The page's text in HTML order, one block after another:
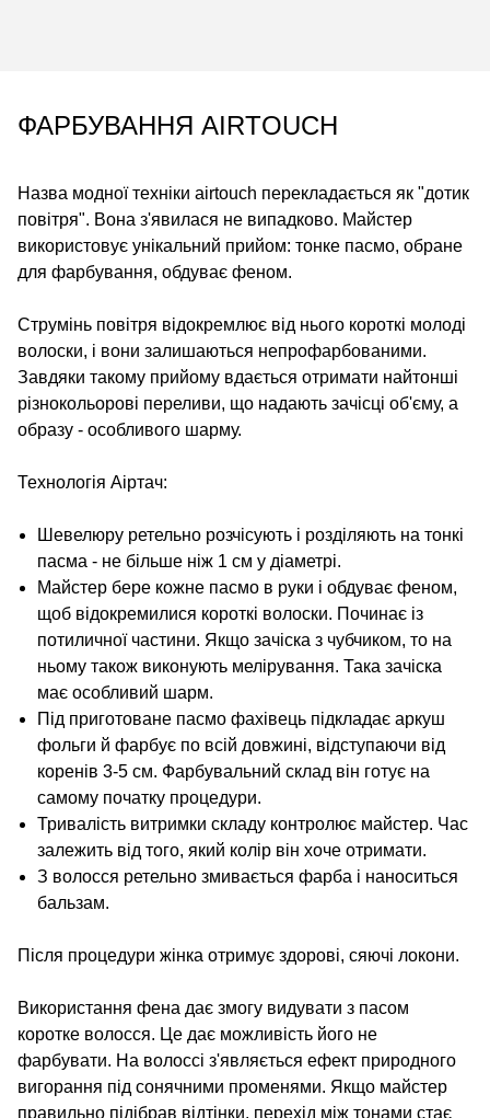
ФАРБУВАННЯ AIRTOUCH
Назва модної техніки airtouch перекладається як "дотик
повітря". Вона з'явилася не випадково. Майстер
використовує унікальний прийом: тонке пасмо, обране
для фарбування, обдуває феном.
Струмінь повітря відокремлює від нього короткі молоді
волоски, і вони залишаються непрофарбованими.
Завдяки такому прийому вдається отримати найтонші
різнокольорові переливи, що надають зачісці об'єму, а
образу - особливого шарму.
Технологія Аіртач:
Шевелюру ретельно розчісують і розділяють на тонкі
пасма - не більше ніж 1 см у діаметрі.
Майстер бере кожне пасмо в руки і обдуває феном,
щоб відокремилися короткі волоски. Починає із
потиличної частини. Якщо зачіска з чубчиком, то на
ньому також виконують мелірування. Така зачіска
має особливий шарм.
Під приготоване пасмо фахівець підкладає аркуш
фольги й фарбує по всій довжині, відступаючи від
коренів 3-5 см. Фарбувальний склад він готує на
самому початку процедури.
Тривалість витримки складу контролює майстер. Час
залежить від того, який колір він хоче отримати.
З волосся ретельно змивається фарба і наноситься
бальзам.
Після процедури жінка отримує здорові, сяючі локони.
Використання фена дає змогу видувати з пасом
коротке волосся. Це дає можливість його не
фарбувати. На волоссі з'являється ефект природного
вигорання під сонячними променями. Якщо майстер
правильно підібрав відтінки, перехід між тонами стає